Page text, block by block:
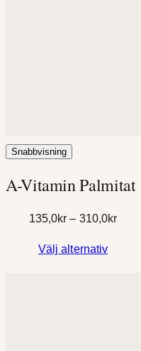
Snabbvisning
A-Vitamin Palmitat
135,0kr – 310,0kr
Välj alternativ